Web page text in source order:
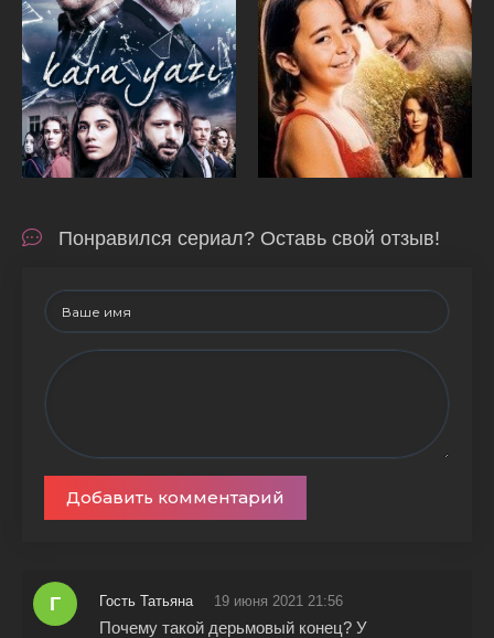
Понравился сериал? Оставь свой отзыв!
Добавить комментарий
Г Гость Татьяна 19 июня 2021 21:56
Почему такой дерьмовый конец? У